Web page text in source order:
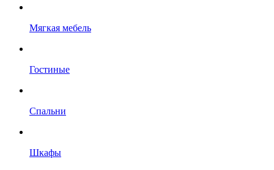
Мягкая мебель
Гостиные
Спальни
Шкафы